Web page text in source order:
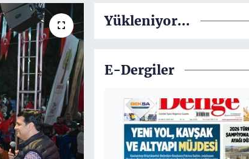
Yükleniyor...
E-Dergiler